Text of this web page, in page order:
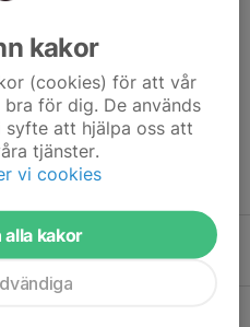
2026/2027 - till ledare!
kakor
(cookies) för att vår
för dig. De används
syfte att hjälpa oss att
tjänster.
vi cookies
alla kakor